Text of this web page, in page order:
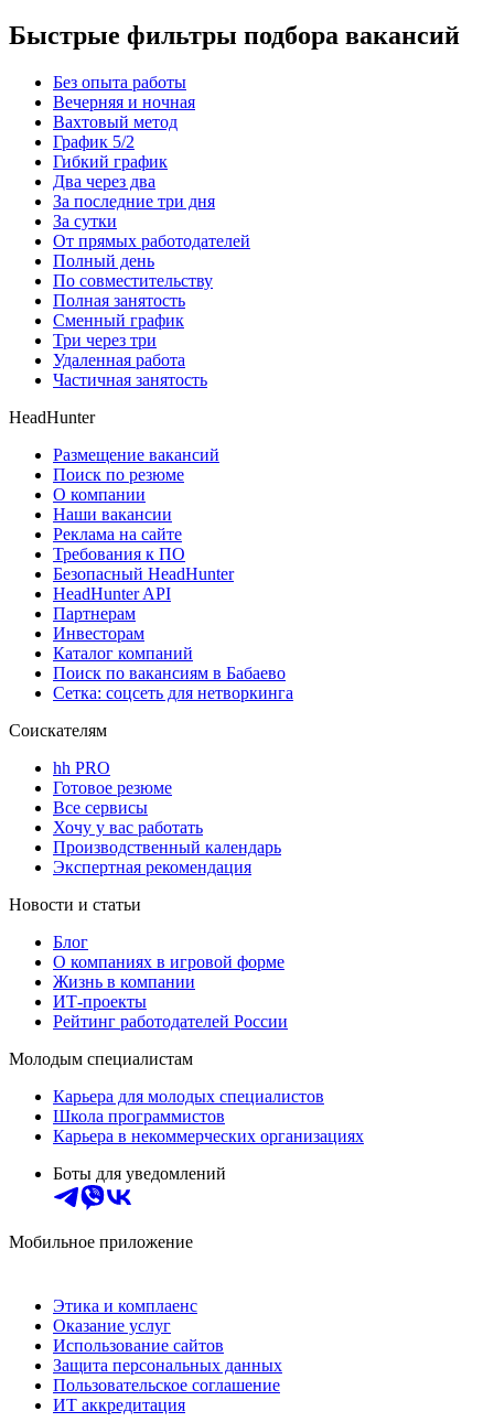
Быстрые фильтры подбора вакансий
Без опыта работы
Вечерняя и ночная
Вахтовый метод
График 5/2
Гибкий график
Два через два
За последние три дня
За сутки
От прямых работодателей
Полный день
По совместительству
Полная занятость
Сменный график
Три через три
Удаленная работа
Частичная занятость
HeadHunter
Размещение вакансий
Поиск по резюме
О компании
Наши вакансии
Реклама на сайте
Требования к ПО
Безопасный HeadHunter
HeadHunter API
Партнерам
Инвесторам
Каталог компаний
Поиск по вакансиям в Бабаево
Сетка: соцсеть для нетворкинга
Соискателям
hh PRO
Готовое резюме
Все сервисы
Хочу у вас работать
Производственный календарь
Экспертная рекомендация
Новости и статьи
Блог
О компаниях в игровой форме
Жизнь в компании
ИТ-проекты
Рейтинг работодателей России
Молодым специалистам
Карьера для молодых специалистов
Школа программистов
Карьера в некоммерческих организациях
Боты для уведомлений
Мобильное приложение
Этика и комплаенс
Оказание услуг
Использование сайтов
Защита персональных данных
Пользовательское соглашение
ИТ аккредитация